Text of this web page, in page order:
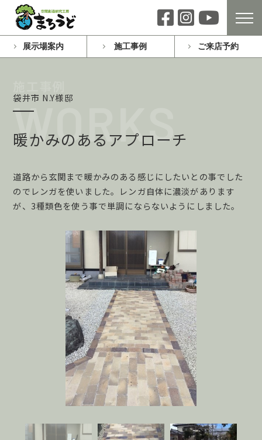
展示場案内 施工事例 ご来店予約
袋井市 N.Y様邸
暖かみのあるアプローチ
道路から玄関まで暖かみのある感じにしたいとの事でした
のでレンガを使いました。レンガ自体に濃淡があります
が、3種類色を使う事で単調にならないようにしました。